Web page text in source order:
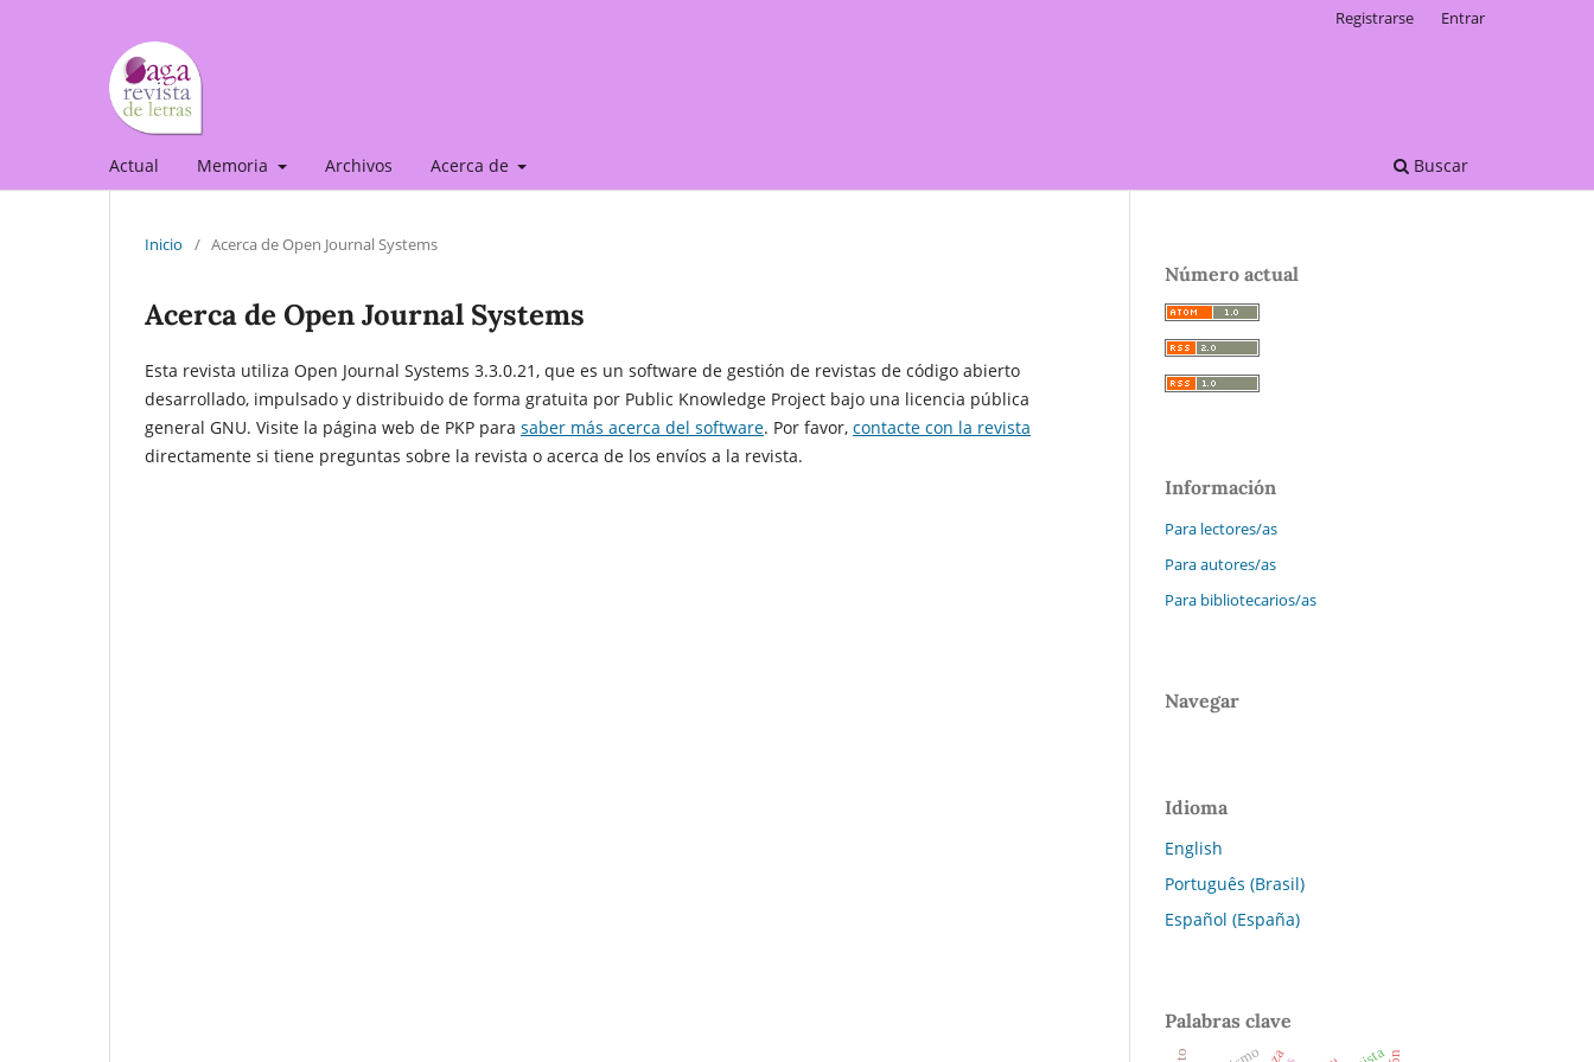
Actual Memoria Archivos Acerca de Buscar
Registrarse Entrar
Inicio / Acerca de Open Journal Systems
Acerca de Open Journal Systems
Esta revista utiliza Open Journal Systems 3.3.0.21, que es un software de gestión de revistas de código abierto
desarrollado, impulsado y distribuido de forma gratuita por Public Knowledge Project bajo una licencia pública
general GNU. Visite la página web de PKP para saber más acerca del software. Por favor, contacte con la revista
directamente si tiene preguntas sobre la revista o acerca de los envíos a la revista.
Número actual
Información
Para lectores/as
Para autores/as
Para bibliotecarios/as
Navegar
Idioma
English
Português (Brasil)
Español (España)
Palabras clave